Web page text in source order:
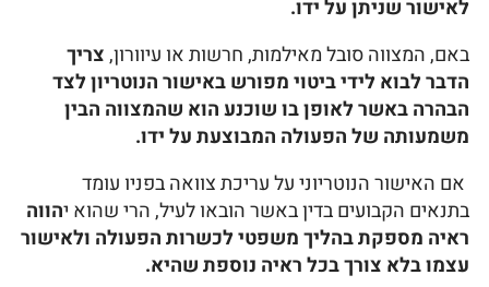
לאישור שניתן על ידו.
באם, המצווה סובל מאילמות, חרשות או עיוורון,צריך
הדבר לבוא לידי ביטוי מפורש באישור הנוטריוןלצד
הבהרה באשר לאופן בו שוכנע הוא שהמצווה הבין
משמעותה של הפעולה המבוצעת על ידו.
אם האישור הנוטריוני על עריכת צוואה בפניו עומד
בתנאים הקבועים בדין באשר הובאו לעיל, הרי שהוא יהווה
ראיה מספקת בהליך משפטי לכשרות הפעולה ולאישור
עצמו בלא צורך בכל ראיה נוספת שהיא.